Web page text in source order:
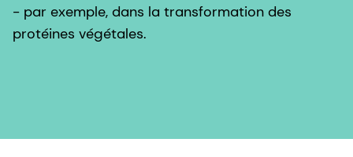
- par exemple, dans la transformation des
protéines végétales.